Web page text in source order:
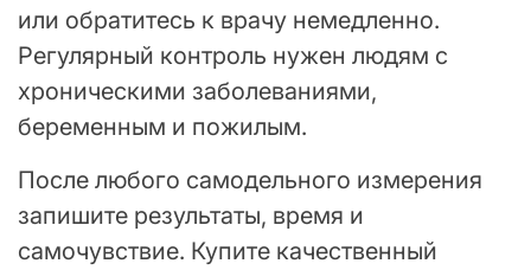
или обратитесь к врачу немедленно.
Регулярный контроль нужен людям с
хроническими заболеваниями,
беременным и пожилым.
После любого самодельного измерения
запишите результаты, время и
самочувствие. Купите качественный